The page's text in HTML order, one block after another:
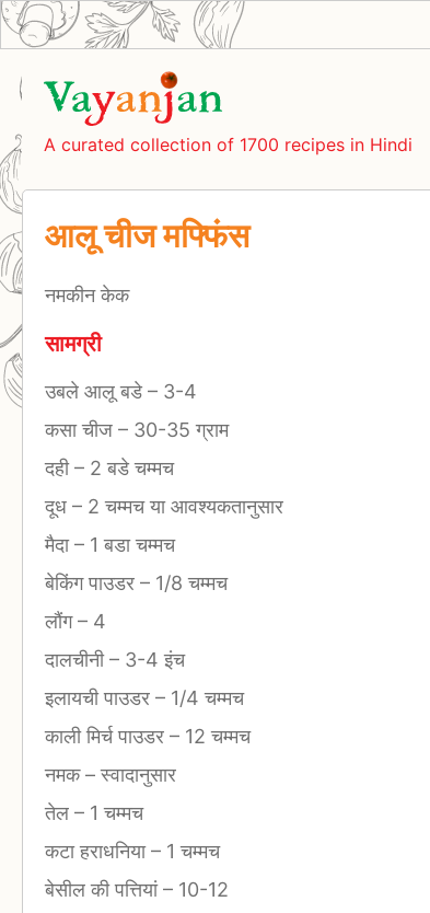
A curated collection of 1700 recipes in Hindi
आलू चीज मफ्फिंस
नमकीन केक
सामग्री
उबले आलू बडे– 3-4
कसा चीज – 30-35 ग्राम
दही– 2 बडे चम्मच
दूध – 2 चम्मच या आवश्यकतानुसार
मैदा– 1 बडा चम्मच
बेकिंग पाउडर – 1/8 चम्मच
लौंग– 4
दालचीनी– 3-4 इंच
इलायची पाउडर – 1/4 चम्मच
काली मिर्च पाउडर – 12 चम्मच
नमक–स्वादानुसार
तेल – 1 चम्मच
कटा हराधनिया– 1 चम्मच
बेसील की पत्तियां– 10-12